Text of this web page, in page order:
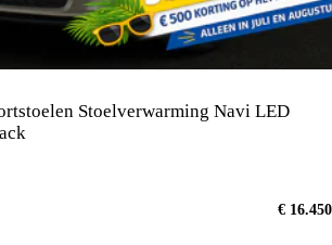
Stoelverwarming Navi LED
€ 16.450